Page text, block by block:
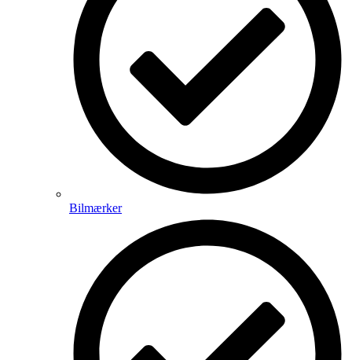
Bilmærker